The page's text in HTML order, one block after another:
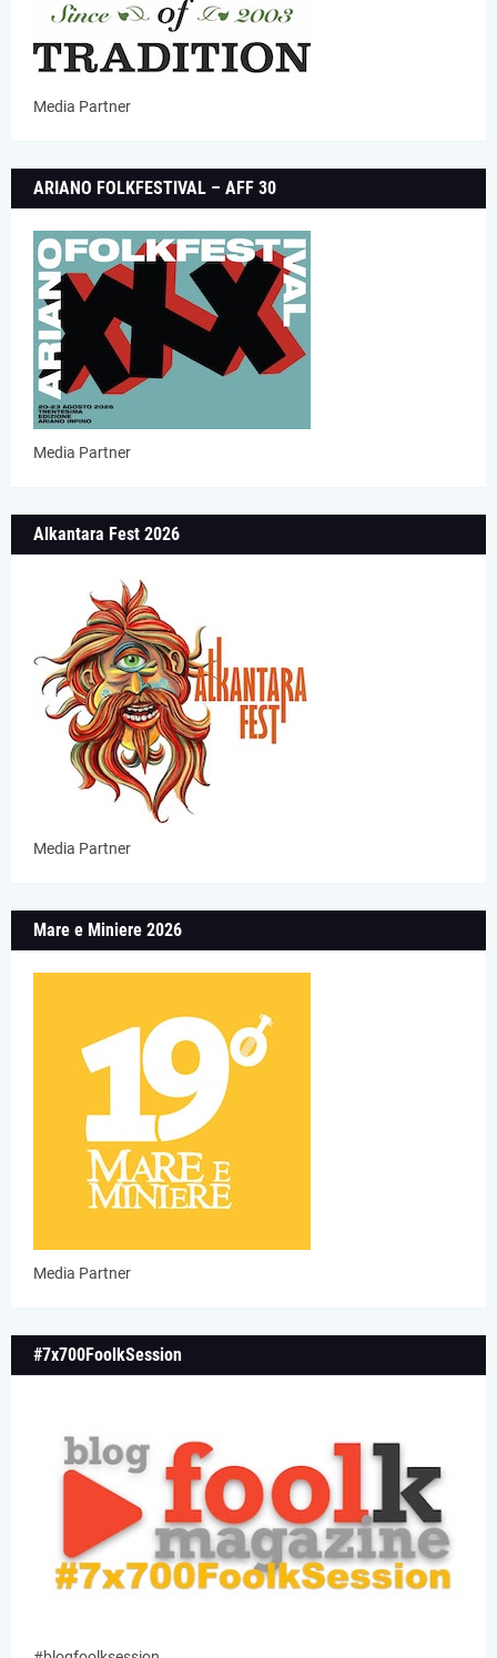
Media Partner
ARIANO FOLKFESTIVAL – AFF 30
Media Partner
Alkantara Fest 2026
Media Partner
Mare e Miniere 2026
Media Partner
#7x700FoolkSession